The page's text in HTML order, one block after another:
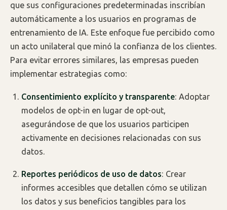
que sus configuraciones predeterminadas inscribían
automáticamente a los usuarios en programas de
entrenamiento de IA. Este enfoque fue percibido como
un acto unilateral que minó la confianza de los clientes.
Para evitar errores similares, las empresas pueden
implementar estrategias como:
Consentimiento explícito y transparente: Adoptar
modelos de opt-in en lugar de opt-out,
asegurándose de que los usuarios participen
activamente en decisiones relacionadas con sus
datos.
Reportes periódicos de uso de datos: Crear
informes accesibles que detallen cómo se utilizan
los datos y sus beneficios tangibles para los